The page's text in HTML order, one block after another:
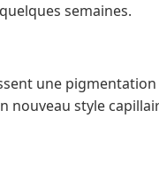
semaines.
une
nouveau style